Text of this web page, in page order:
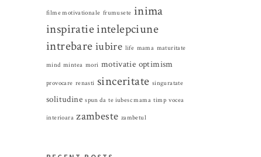
filme motivationale frumusete inima
inspiratieintelepciune
intrebare iubire life mama maturitate
mind mintea mori motivatie optimism
provocare renasti sinceritate singuratate
solitudine spun da te iubesc mama timp vocea
interioara zambeste zambetul